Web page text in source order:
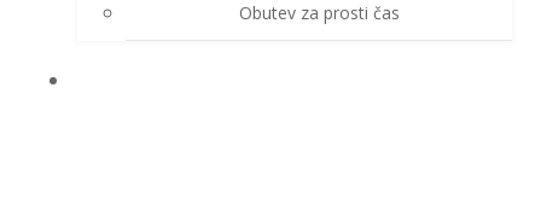
Obutev za prosti čas